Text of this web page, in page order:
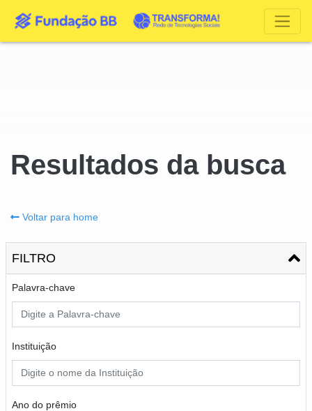
Resultados da busca
Voltar para home
FILTRO
Palavra-chave
Instituição
Ano do prêmio